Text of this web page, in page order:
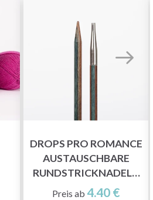
DROPS PRO ROMANCE
AUSTAUSCHBARE
RUNDSTRICKNADELN
(3.00-10.00 MM)
Preis ab 4.40 €